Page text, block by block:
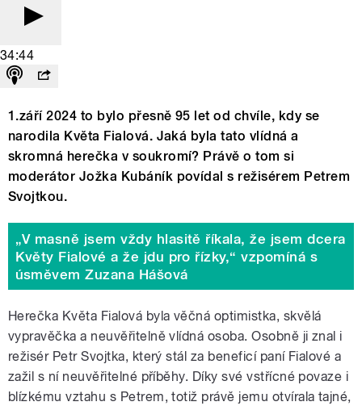
34:44
1.září 2024 to bylo přesně 95 let od chvíle, kdy se
narodila Květa Fialová. Jaká byla tato vlídná a
skromná herečka v soukromí? Právě o tom si
moderátor Jožka Kubáník povídal s režisérem Petrem
Svojtkou.
„V masně jsem vždy hlasitě říkala, že jsem dcera
Květy Fialové a že jdu pro řízky,“ vzpomíná s
úsměvem Zuzana Hášová
Herečka Květa Fialová byla věčná optimistka, skvělá
vypravěčka a neuvěřitelně vlídná osoba. Osobně ji znal i
režisér Petr Svojtka, který stál za beneficí paní Fialové a
zažil s ní neuvěřitelné příběhy. Díky své vstřícné povaze i
blízkému vztahu s Petrem, totiž právě jemu otvírala tajné,